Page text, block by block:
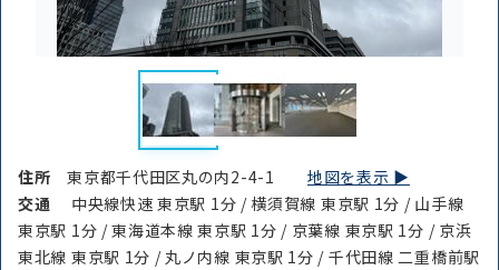
住所東京都千代田区丸の内2-4-1地図を表示 ▶︎
交通
中央線快速 東京駅 1分 / 横須賀線 東京駅 1分 / 山手線
東京駅 1分 / 東海道本線 東京駅 1分 / 京葉線 東京駅 1分 / 京浜
東北線 東京駅 1分 / 丸ノ内線 東京駅 1分 / 千代田線 二重橋前駅